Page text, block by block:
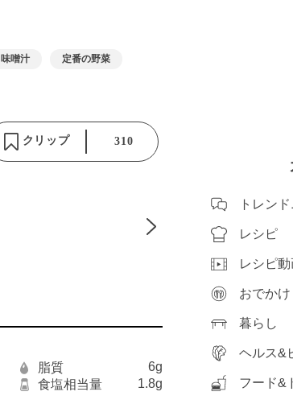
味噌汁 定番の野菜
クリップ 310
脂質
6g
食塩相当量 1.8g
トレン
レシピ
レシピ
おでかけ
暮らし
ヘルス&
フード&